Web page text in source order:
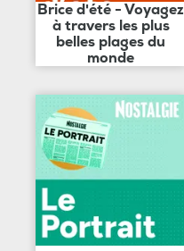
Brice d'été - Voyagez
à travers les plus
belles plages du
monde